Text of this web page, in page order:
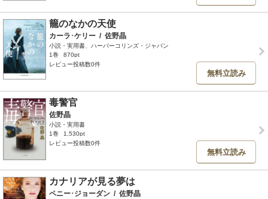
籠のなかの天使
カーラ･ケリー / 佐野晶
小説・実用書、ハーパーコリンズ・ジャパン
1巻
870pt
レビュー投稿数0件
無料立読み
毒警官
佐野晶
小説・実用書
1巻
1,530pt
レビュー投稿数0件
無料立読み
カナリアが見る夢は
ペニー･ジョーダン / 佐野晶